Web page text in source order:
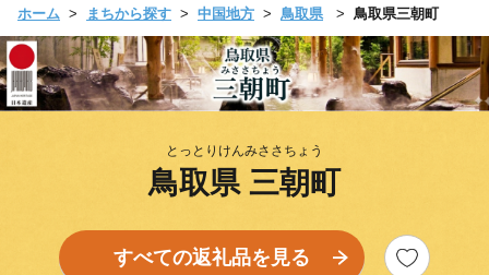
ホーム まちから探す 中国地方 鳥取県 鳥取県三朝町
とっとりけんみささちょう
鳥取県 三朝町
すべての返礼品を見る